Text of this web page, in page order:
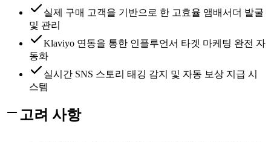
실제 구매 고객을 기반으로 한 고효율 앰배서더 발굴
및 관리
Klaviyo 연동을 통한 인플루언서 타겟 마케팅 완전 자
동화
실시간 SNS 스토리 태깅 감지 및 자동 보상 지급 시
스템
고려 사항